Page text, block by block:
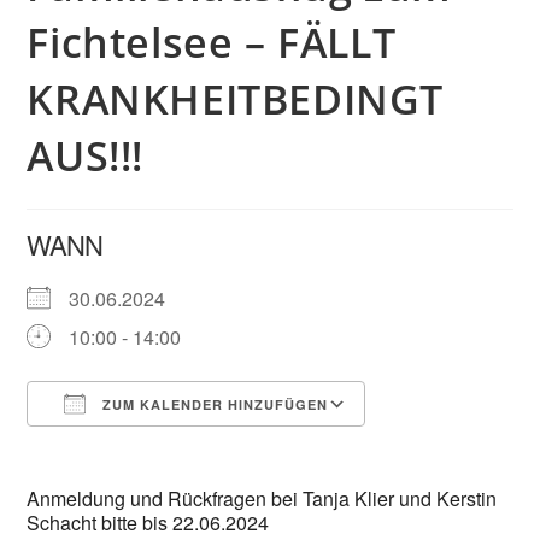
Fichtelsee – FÄLLT
KRANKHEITBEDINGT
AUS!!!
WANN
30.06.2024
10:00 - 14:00
ZUM KALENDER HINZUFÜGEN
Anmeldung und Rückfragen bei Tanja Klier und Kerstin
Schacht bitte bis 22.06.2024